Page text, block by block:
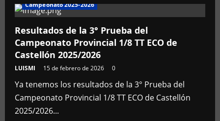
Resultados
de
4°
Prueba
del
Campeonato
Provincial
TT
de
Castellón
2025/2026
Campeonato 2025-2026
Resultados de la 3° Prueba del
Campeonato Provincial 1/8 TT ECO de
Castellón 2025/2026
LUISMI 15 de febrero de 2026 0
Ya tenemos los resultados de la 3° Prueba del
Campeonato Provincial 1/8 TT ECO de Castellón
2025/2026...